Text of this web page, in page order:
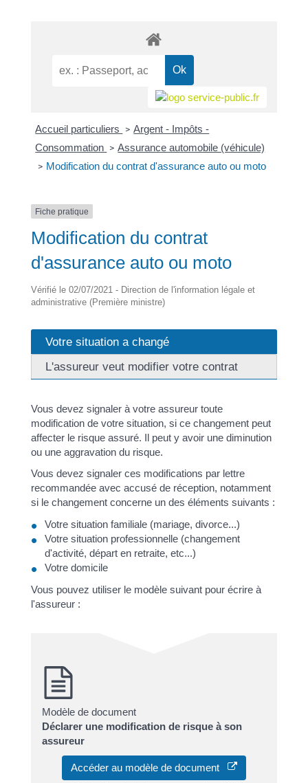
Accueil particuliers > Argent - Impôts -
Consommation > Assurance automobile (véhicule)
> Modification du contrat d'assurance auto ou moto
Fiche pratique
Modification du contrat
d'assurance auto ou moto
Vérifié le 02/07/2021 - Direction de l'information légale et
administrative (Première ministre)
Votre situation a changé
L'assureur veut modifier votre contrat
Vous devez signaler à votre assureur toute
modification de votre situation, si ce changement peut
affecter le risque assuré. Il peut y avoir une diminution
ou une aggravation du risque.
Vous devez signaler ces modifications par lettre
recommandée avec accusé de réception, notamment
si le changement concerne un des éléments suivants :
Votre situation familiale (mariage, divorce...)
Votre situation professionnelle (changement
d'activité, départ en retraite, etc...)
Votre domicile
Vous pouvez utiliser le modèle suivant pour écrire à
l'assureur :
Modèle de document
Déclarer une modification de risque à son
assureur
Accéder au modèle de document